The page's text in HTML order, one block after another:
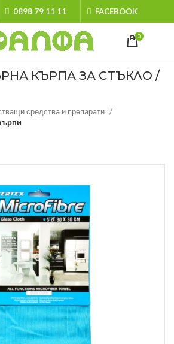
0898 79 11 11 FACEBOOK
0
КЪРПА ЗА СТЪКЛО /
средства и препарати